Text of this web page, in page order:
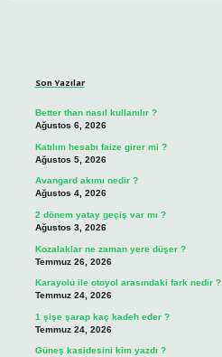
Son Yazılar
Better than nasıl kullanılır ?
Ağustos 6, 2026
Katılım hesabı faize girer mi ?
Ağustos 5, 2026
Avangard akımı nedir ?
Ağustos 4, 2026
2 dönem yatay geçiş var mı ?
Ağustos 3, 2026
Kozalaklar ne zaman yere düşer ?
Temmuz 26, 2026
Karayolu ile otoyol arasındaki fark nedir ?
Temmuz 24, 2026
1 şişe şarap kaç kadeh eder ?
Temmuz 24, 2026
Güneş kasidesini kim yazdı ?